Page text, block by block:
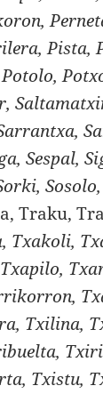
Pista,
Sespal,
Sosolo,
Traku,
Txakoli,
Txilina,
Txistu,